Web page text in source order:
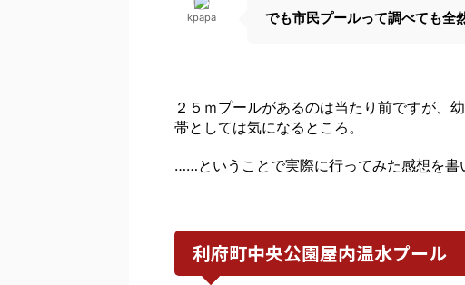
kpapa でも市民プールって調べても全
２５ｍプールがあるのは当たり前ですが、
帯としては気になるところ。
……ということで実際に行ってみた感想を書
利府町中央公園屋内温水プール